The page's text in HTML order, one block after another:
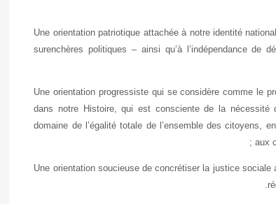
Une orientation patriotique attachée à notre identité
surenchères politiques – ainsi qu’à l’indépendance
Une orientation progressiste qui se considère comme le
dans notre Histoire, qui est consciente de la nécessité
domaine de l’égalité totale de l’ensemble des citoyens,
aux
Une orientation soucieuse de concrétiser la justice sociale